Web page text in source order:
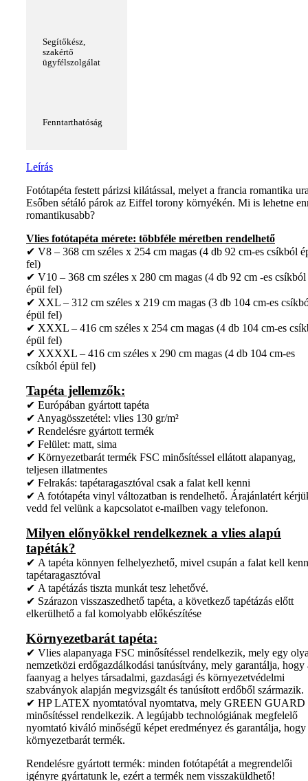
Segítőkész,
szakértő
ügyfélszolgálat
Fenntarthatóság
Leírás
Fotótapéta festett párizsi kilátással, melyet a francia romantika
Esőben sétáló párok az Eiffel torony környékén. Mi is lehetne
romantikusabb?
Vlies fotótapéta mérete: többféle méretben rendelhető
✔ V8 – 368 cm széles x 254 cm magas (4 db 92 cm-es csíkból
fel)
✔ V10 – 368 cm széles x 280 cm magas (4 db 92 cm -es csíkból
épül fel)
✔ XXL – 312 cm széles x 219 cm magas (3 db 104 cm-es
épül fel)
✔ XXXL – 416 cm széles x 254 cm magas (4 db 104 cm-es
épül fel)
✔ XXXXL – 416 cm széles x 290 cm magas (4 db 104 cm-es
csíkból épül fel)
Tapéta jellemzők:
✔ Európában gyártott tapéta
✔ Anyagösszetétel: vlies 130 gr/m²
✔ Rendelésre gyártott termék
✔ Felület: matt, sima
✔ Környezetbarát termék FSC minősítéssel ellátott alapanyag,
teljesen illatmentes
✔ Felrakás: tapétaragasztóval csak a falat kell kenni
✔ A fotótapéta vinyl változatban is rendelhető. Árajánlatért
vedd fel velünk a kapcsolatot e-mailben vagy telefonon.
Milyen előnyökkel rendelkeznek a vlies alapú
tapéták?
✔ A tapéta könnyen felhelyezhető, mivel csupán a falat kell
tapétaragasztóval
✔ A tapétázás tiszta munkát tesz lehetővé.
✔ Szárazon visszaszedhető tapéta, a következő tapétázás előtt
elkerülhető a fal komolyabb előkészítése
Környezetbarát tapéta:
✔ Vlies alapanyaga FSC minősítéssel rendelkezik, mely egy
nemzetközi erdőgazdálkodási tanúsítvány, mely garantálja, hogy
faanyag a helyes társadalmi, gazdasági és környezetvédelmi
szabványok alapján megvizsgált és tanúsított erdőből származik.
✔ HP LATEX nyomtatóval nyomtatva, mely GREEN GUARD
minősítéssel rendelkezik. A legújabb technológiának megfelelő
nyomtató kiváló minőségű képet eredményez és garantálja, hogy
környezetbarát termék.
Rendelésre gyártott termék: minden fotótapétát a megrendelői
igényre gyártatunk le, ezért a termék nem visszaküldhető!